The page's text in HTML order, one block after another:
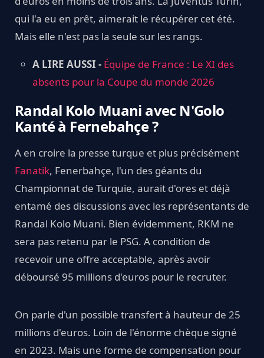
qui l'a eu en prêt, aimerait le récupérer cet été.
Mais elle n'est pas la seule sur les rangs.
A LIRE AUSSI - Équipe de France : Le XI des
absents pour la Coupe du monde 2026
Randal Kolo Muani avec N'Golo
Kanté à Fernebahçe ?
A en croire la presse turque et plus précisément
Fanatik, Fenerbahçe, l'un des géants du
Championnat de Turquie, aurait d'ores et déjà
entamé des discussions avec les représentants de
Randal Kolo Muani. Bien évidemment, RKM ne
sera pas retenu par le PSG. A condition de
recevoir une offre acceptable, après avoir
déboursé 95 millions d'euros pour le recruter.
On parle d'un possible transfert à hauteur de 25
millions d'euros. Loin de l'énorme chèque signé
en 2023. Mais une forme de compensation pour